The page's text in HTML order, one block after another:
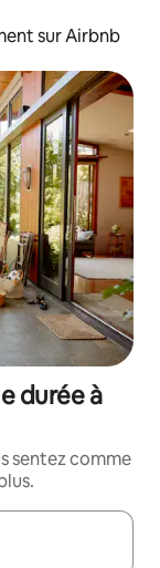
sur Airbnb
durée à
sentez comme
flèches vers le